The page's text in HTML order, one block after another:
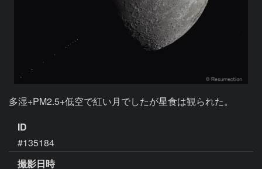
多湿+PM2.5+低空で紅い月でしたが星食は観られた。
ID
#135184
撮影日時